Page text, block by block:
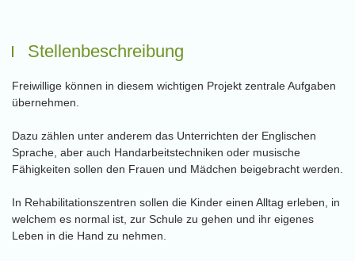
Stellenbeschreibung
Freiwillige können in diesem wichtigen Projekt zentrale Aufgaben
übernehmen.
Dazu zählen unter anderem das Unterrichten der Englischen
Sprache, aber auch Handarbeitstechniken oder musische
Fähigkeiten sollen den Frauen und Mädchen beigebracht werden.
In Rehabilitationszentren sollen die Kinder einen Alltag erleben, in
welchem es normal ist, zur Schule zu gehen und ihr eigenes
Leben in die Hand zu nehmen.